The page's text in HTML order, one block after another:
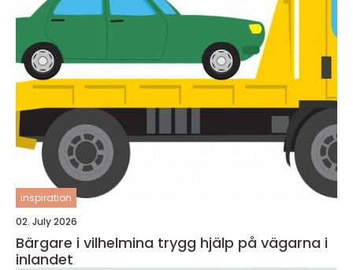
inspiration
02. July 2026
Bärgare i vilhelmina trygg hjälp på vägarna i
inlandet